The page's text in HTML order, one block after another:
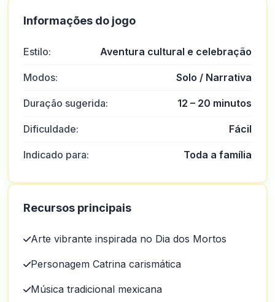
Informações do jogo
Estilo: Aventura cultural e celebração
Modos: Solo / Narrativa
Duração sugerida: 12 – 20 minutos
Dificuldade: Fácil
Indicado para: Toda a família
Recursos principais
Arte vibrante inspirada no Dia dos Mortos
Personagem Catrina carismática
Música tradicional mexicana